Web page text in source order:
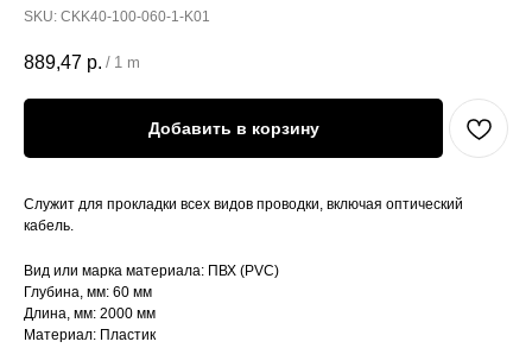
SKU: CKK40-100-060-1-K01
889,47 р. / 1 m
Добавить в корзину
Служит для прокладки всех видов проводки, включая оптический
кабель.
Вид или марка материала: ПВХ (PVC)
Глубина, мм: 60 мм
Длина, мм: 2000 мм
Материал: Пластик